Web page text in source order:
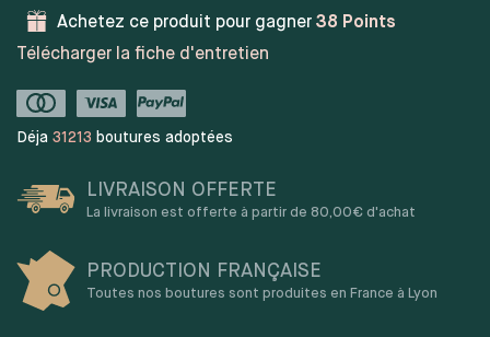
Achetez ce produit pour gagner 38 Points
Télécharger la fiche d'entretien
Déja 31213 boutures adoptées
LIVRAISON OFFERTE
La livraison est offerte à partir de 80,00€ d'achat
PRODUCTION FRANÇAISE
Toutes nos boutures sont produites en France à Lyon